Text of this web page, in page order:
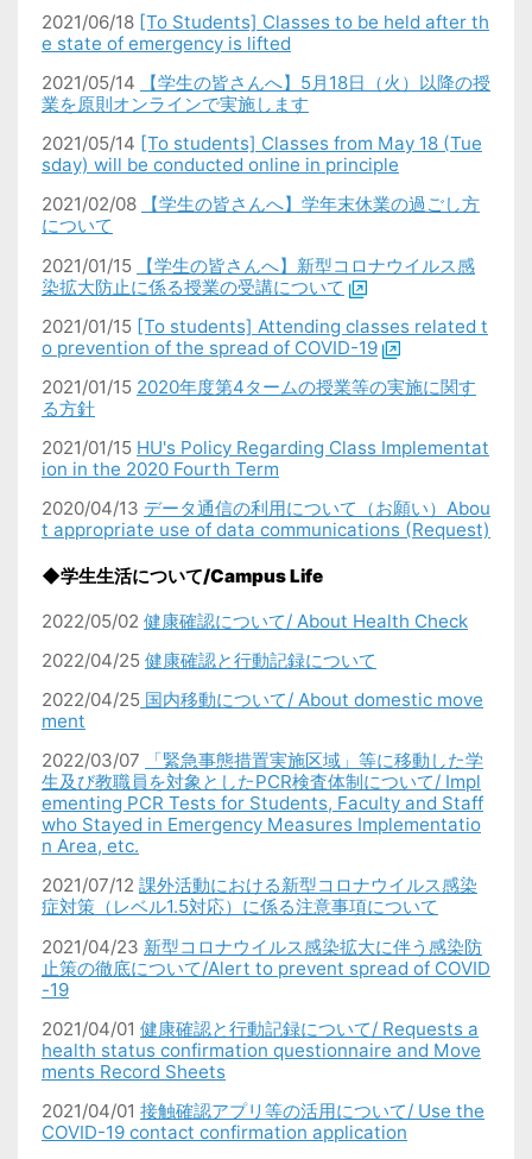
2021/06/18 [To Students] Classes to be held after th
e state of emergency is lifted
2021/05/14
【学生の皆さんへ】5月18日（火）以降の授
業を原則オンラインで実施します
2021/05/14 [To students] Classes from May 18 (Tue
sday) will be conducted online in principle
2021/02/08
【学生の皆さんへ】学年末休業の過ごし方
について
2021/01/15
【学生の皆さんへ】新型コロナウイルス感
染拡大防止に係る授業の受講について
2021/01/15 [To students] Attending classes related t
o prevention of the spread of COVID-19
2021/01/15 2020年度第4タームの授業等の実施に関す
る方針
2021/01/15 HU's Policy Regarding Class Implementat
ion in the 2020 Fourth Term
2020/04/13 データ通信の利用について（お願い）Abou
t appropriate use of data communications (Request)
◆学生生活について/Campus Life
2022/05/02 健康確認について/ About Health Check
2022/04/25 健康確認と行動記録について
2022/04/25 国内移動について/ About domestic move
ment
2022/03/07
「緊急事態措置実施区域」等に移動した学
生及び教職員を対象としたPCR検査体制について/ Impl
ementing PCR Tests for Students, Faculty and Staff
who Stayed in Emergency Measures Implementatio
n Area, etc.
2021/07/12 課外活動における新型コロナウイルス感染
症対策（レベル1.5対応）に係る注意事項について
2021/04/23 新型コロナウイルス感染拡大に伴う感染防
止策の徹底について/Alert to prevent spread of COVID
-19
2021/04/01 健康確認と行動記録について/ Requests a
health status confirmation questionnaire and Move
ments Record Sheets
2021/04/01 接触確認アプリ等の活用について/ Use the
COVID-19 contact confirmation application